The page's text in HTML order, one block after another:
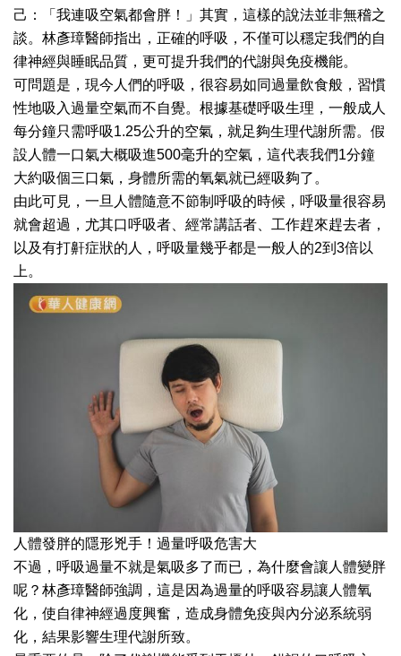
己：「我連吸空氣都會胖！」其實，這樣的說法並非無稽之
談。林彥璋醫師指出，正確的呼吸，不僅可以穩定我們的自
律神經與睡眠品質，更可提升我們的代謝與免疫機能。
可問題是，現今人們的呼吸，很容易如同過量飲食般，習慣
性地吸入過量空氣而不自覺。根據基礎呼吸生理，一般成人
每分鐘只需呼吸1.25公升的空氣，就足夠生理代謝所需。假
設人體一口氣大概吸進500毫升的空氣，這代表我們1分鐘
大約吸個三口氣，身體所需的氧氣就已經吸夠了。
由此可見，一旦人體隨意不節制呼吸的時候，呼吸量很容易
就會超過，尤其口呼吸者、經常講話者、工作趕來趕去者，
以及有打鼾症狀的人，呼吸量幾乎都是一般人的2到3倍以
上。
人體發胖的隱形兇手！過量呼吸危害大
不過，呼吸過量不就是氣吸多了而已，為什麼會讓人體變胖
呢？林彥璋醫師強調，這是因為過量的呼吸容易讓人體氧
化，使自律神經過度興奮，造成身體免疫與內分泌系統弱
化，結果影響生理代謝所致。